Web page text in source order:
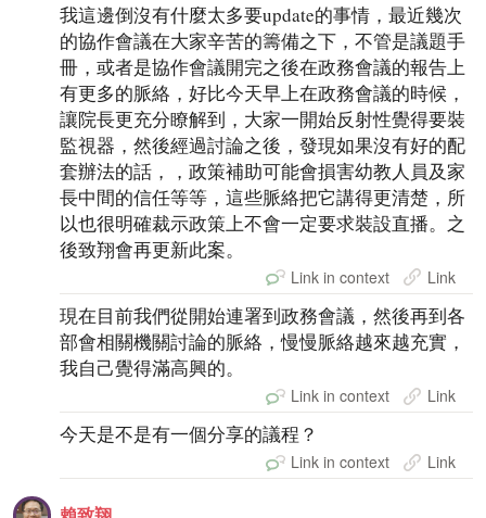
我這邊倒沒有什麼太多要update的事情，最近幾次
的協作會議在大家辛苦的籌備之下，不管是議題手
冊，或者是協作會議開完之後在政務會議的報告上
有更多的脈絡，好比今天早上在政務會議的時候，
讓院長更充分瞭解到，大家一開始反射性覺得要裝
監視器，然後經過討論之後，發現如果沒有好的配
套辦法的話，，政策補助可能會損害幼教人員及家
長中間的信任等等，這些脈絡把它講得更清楚，所
以也很明確裁示政策上不會一定要求裝設直播。之
後致翔會再更新此案。
Link in context Link
現在目前我們從開始連署到政務會議，然後再到各
部會相關機關討論的脈絡，慢慢脈絡越來越充實，
我自己覺得滿高興的。
Link in context Link
今天是不是有一個分享的議程？
Link in context Link